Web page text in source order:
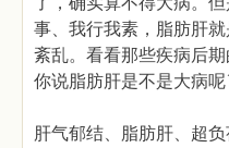
事、我行我素，脂肪肝
紊乱。看看那些疾病后
你说脂肪肝是不是大病
肝气郁结、脂肪肝、超